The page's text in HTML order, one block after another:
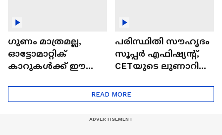
ഗുണം മാത്രമല്ല,
ഓട്ടോമാറ്റിക്
കാറുകൾക്ക് ഈ
പരിസ്ഥിതി സൗഹൃദം
സൂപ്പർ എഫിഷ്യന്റ്,
CETയുടെ ലുണാറിസ്
Eco Marathon 2025
READ MORE